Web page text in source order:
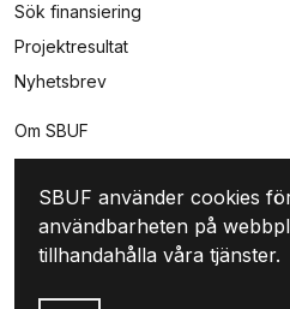
Sök finansiering
Projektresultat
Nyhetsbrev
Om SBUF
Kontakt
Integritet
Mina sidor
SBUF använder cookies
användbarheten på
tillhandahålla våra tjänster.